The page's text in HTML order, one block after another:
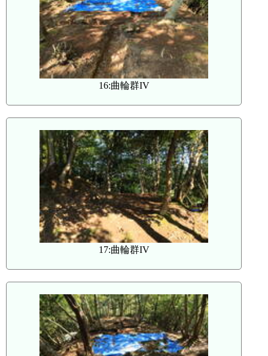
16:曲輪群IV
17:曲輪群IV